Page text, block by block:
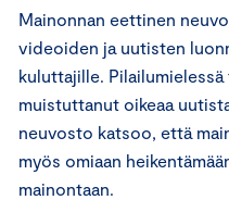
Mainonnan eettinen
videoiden ja uutisten
kuluttajille.
muistuttanut oikeaa
neuvosto katsoo, että
myös omiaan
mainontaan.